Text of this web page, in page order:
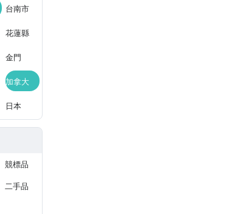
台南市
花蓮縣
金門
加拿大
日本
競標品
二手品